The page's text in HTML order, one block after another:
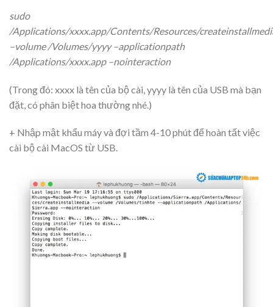
sudo
/Applications/xxxx.app/Contents/Resources/
–volume /Volumes/yyyy –applicationpath
/Applications/xxxx.app –nointeraction
(Trong đó: xxxx là tên của bộ cài, yyyy là tên của USB mà bạn
đặt, có phân biệt hoa thường nhé.)
+ Nhập mật khẩu máy và đợi tầm 4-10 phút để hoàn tất việc
cài bộ cài MacOS từ USB.